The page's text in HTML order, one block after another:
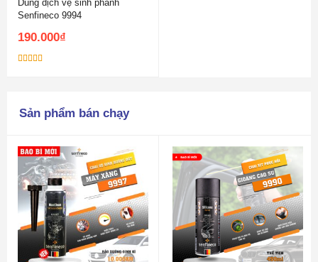
Dung dịch vệ sinh phanh
Senfineco 9994
190.000₫
Sản phẩm bán chạy